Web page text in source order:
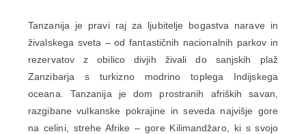
Tanzanija je pravi raj za ljubitelje bogastva narave in
živalskega sveta – od fantastičnih nacionalnih parkov in
rezervatov z obilico divjih živali do sanjskih plaž
Zanzibarja s turkizno modrino toplega Indijskega
oceana. Tanzanija je dom prostranih afriških savan,
razgibane vulkanske pokrajine in seveda najvišje gore
na celini, strehe Afrike – gore Kilimandžaro, ki s svojo